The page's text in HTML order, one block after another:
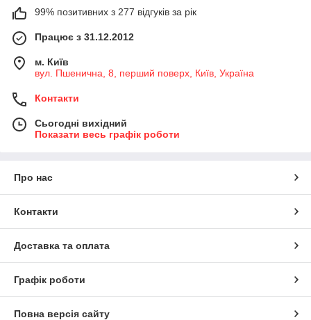
99% позитивних з 277 відгуків за рік
Працює з 31.12.2012
м. Київ
вул. Пшенична, 8, перший поверх, Київ, Україна
Контакти
Сьогодні вихідний
Показати весь графік роботи
Про нас
Контакти
Доставка та оплата
Графік роботи
Повна версія сайту